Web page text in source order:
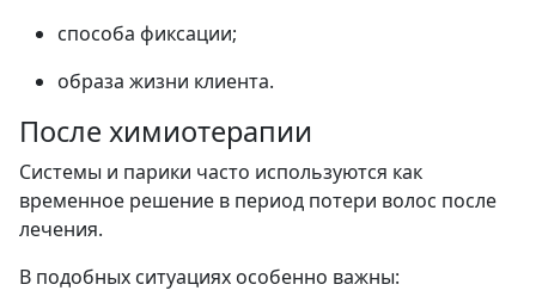
способа фиксации;
образа жизни клиента.
После химиотерапии
Системы и парики часто используются как
временное решение в период потери волос после
лечения.
В подобных ситуациях особенно важны: